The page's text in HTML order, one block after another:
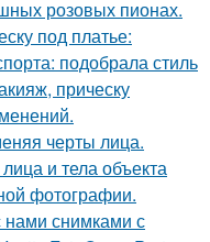
розовых пионах.
под платье:
подобрала стиль
прическу
черты лица.
и тела объекта
фотографии.
нами снимками с